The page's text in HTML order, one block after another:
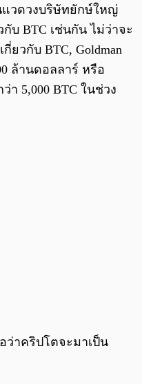
แวดวงบริษัทยักษ์ใหญ่
บ BTC เช่นกัน ไม่ว่าจะ
ยวกับ BTC, Goldman
ล้านดอลลาร์ หรือ
า 5,000 BTC ในช่วง
ว่าคริปโตจะมาเป็น